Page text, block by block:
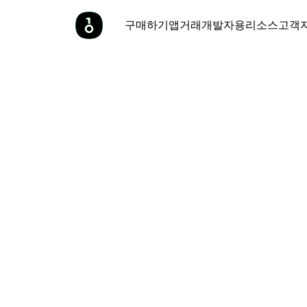
구매하기앱거래개발자용리소스고객